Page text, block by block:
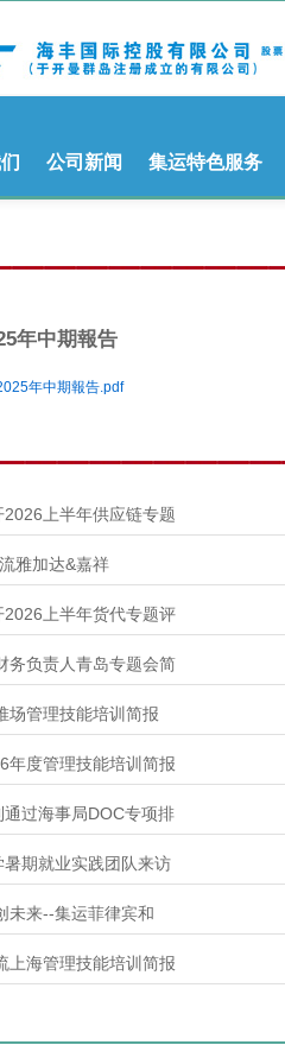
公司新闻 集运特色服务
年中期報告
年中期報告.pdf
上半年供应链专题
雅加达&嘉祥
2026上半年货代专题评
务负责人青岛专题会简
场管理技能培训简报
年度管理技能培训简报
通过海事局DOC专项排
暑期就业实践团队来访
未来--集运菲律宾和
上海管理技能培训简报